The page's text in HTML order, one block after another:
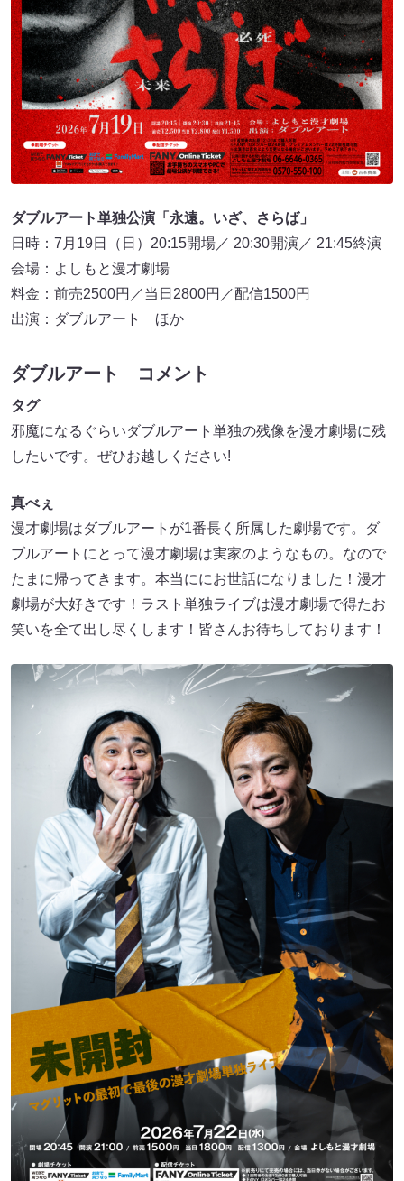
ダブルアート単独公演「永遠。いざ、さらば」
日時：7月19日（日）20:15開場／ 20:30開演／ 21:45終演
会場：よしもと漫才劇場
料金：前売2500円／当日2800円／配信1500円
出演：ダブルアート ほか
ダブルアート コメント
タグ
邪魔になるぐらいダブルアート単独の残像を漫才劇場に残
したいです。ぜひお越しください!
真べぇ
漫才劇場はダブルアートが1番長く所属した劇場です。ダ
ブルアートにとって漫才劇場は実家のようなもの。なので
たまに帰ってきます。本当ににお世話になりました！漫才
劇場が大好きです！ラスト単独ライブは漫才劇場で得たお
笑いを全て出し尽くします！皆さんお待ちしております！